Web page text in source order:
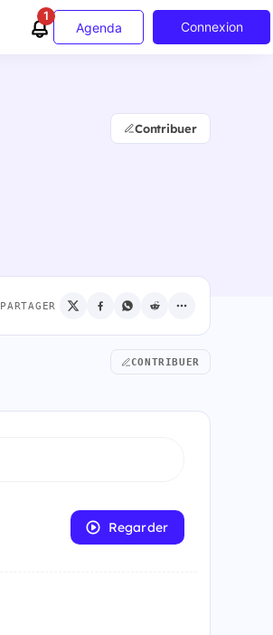
1
Agenda Connexion
Contribuer
PARTAGER
CONTRIBUER
Regarder